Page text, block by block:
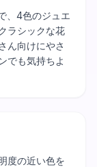
、4色のジュエ
ラシックな花
ん向けにやさ
でも気持ちよ
度の近い色を